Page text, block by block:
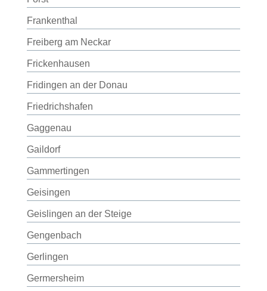
Frankenthal
Freiberg am Neckar
Frickenhausen
Fridingen an der Donau
Friedrichshafen
Gaggenau
Gaildorf
Gammertingen
Geisingen
Geislingen an der Steige
Gengenbach
Gerlingen
Germersheim